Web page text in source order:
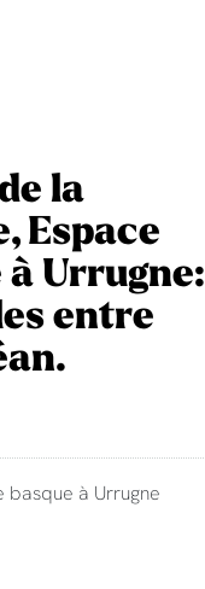
la
Espace
Urrugne:
entre
basque à Urrugne